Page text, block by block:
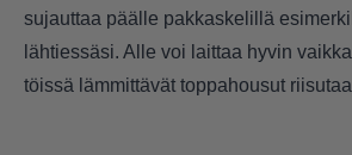
sujauttaa päälle pakkaskelillä
lähtiessäsi. Alle voi laittaa hyvin
töissä lämmittävät toppahousut